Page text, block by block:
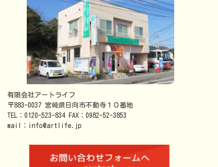
有限会社アートライフ
〒883-0037 宮崎県日向市不動寺１０番地
TEL：0120-523-834 FAX：0982-52-3853
mail：info@artlife.jp